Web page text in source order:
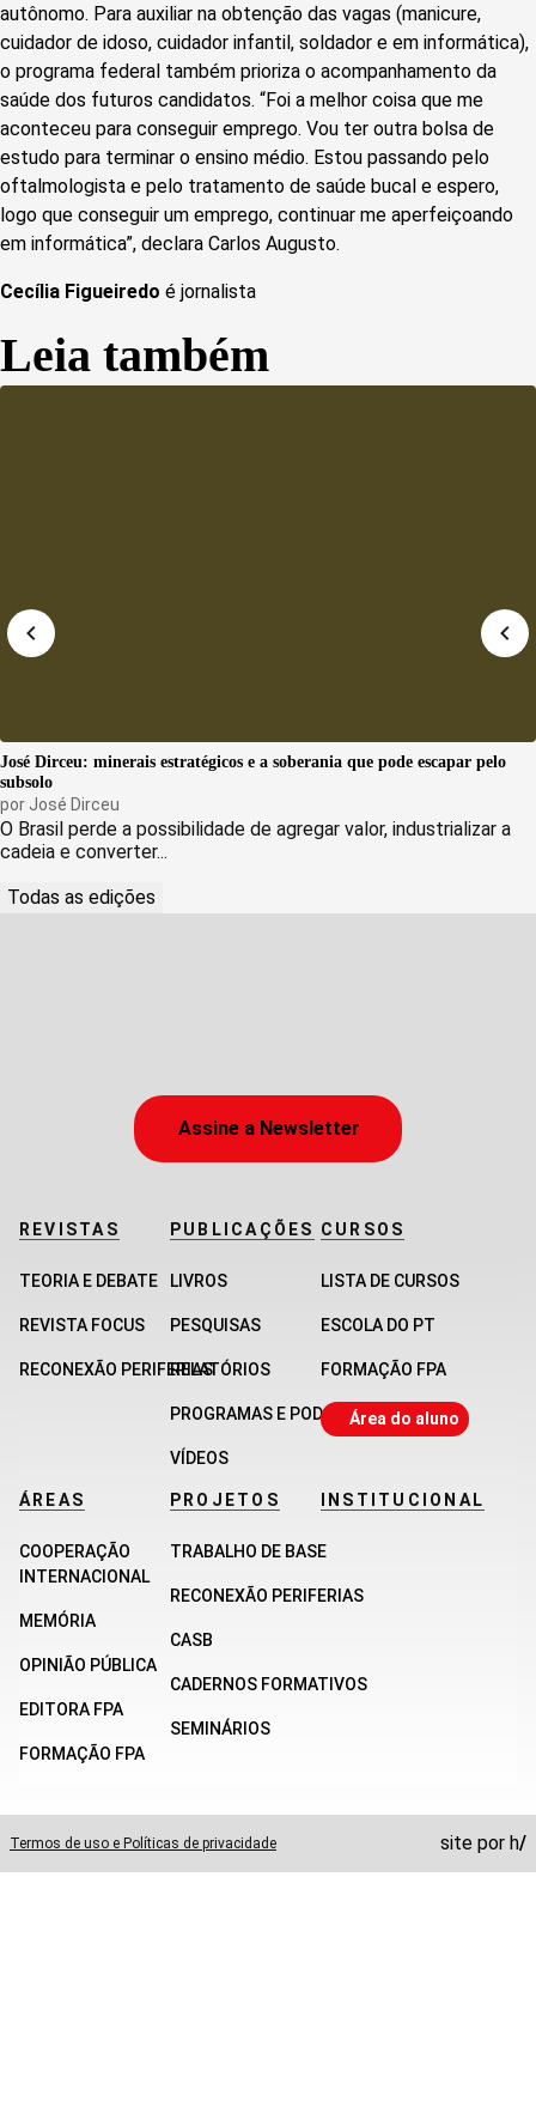
autônomo. Para auxiliar na obtenção das vagas (manicure,
cuidador de idoso, cuidador infantil, soldador e em informática),
o programa federal também prioriza o acompanhamento da
saúde dos futuros candidatos. “Foi a melhor coisa que me
aconteceu para conseguir emprego. Vou ter outra bolsa de
estudo para terminar o ensino médio. Estou passando pelo
oftalmologista e pelo tratamento de saúde bucal e espero,
logo que conseguir um emprego, continuar me aperfeiçoando
em informática”, declara Carlos Augusto.
Cecília Figueiredo é jornalista
Leia também
José Dirceu: minerais estratégicos e a soberania que pode escapar pelo
subsolo
por José Dirceu
O Brasil perde a possibilidade de agregar valor, industrializar a
cadeia e converter...
Todas as edições
Assine a Newsletter
REVISTAS
TEORIA E DEBATE
REVISTA FOCUS
RECONEXÃO PERIFERIAS
PUBLICAÇÕES
LIVROS
PESQUISAS
RELATÓRIOS
PROGRAMAS E PODCASTS
VÍDEOS
CURSOS
LISTA DE CURSOS
ESCOLA DO PT
FORMAÇÃO FPA
Área do aluno
ÁREAS
COOPERAÇÃO
INTERNACIONAL
MEMÓRIA
OPINIÃO PÚBLICA
EDITORA FPA
FORMAÇÃO FPA
PROJETOS
TRABALHO DE BASE
RECONEXÃO PERIFERIAS
CASB
CADERNOS FORMATIVOS
SEMINÁRIOS
INSTITUCIONAL
Termos de uso e Políticas de privacidade site por h/